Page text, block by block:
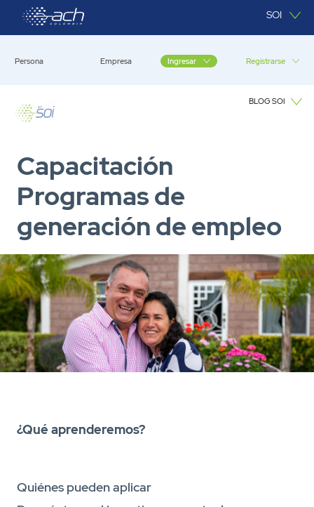
Saltar al contenido principal SOI
Persona Empresa Ingresar Registrarse
BLOG SOI
Capacitación
Programas de
generación de empleo
¿Qué aprenderemos?
Quiénes pueden aplicar